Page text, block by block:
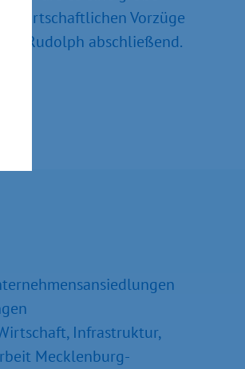
wirtschaftlichen Vorzüge
Rudolph abschließend.
Infrastruktur,
Mecklenburg-